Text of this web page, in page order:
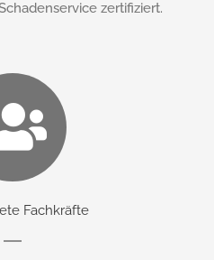
zertifiziert.
Fachkräfte